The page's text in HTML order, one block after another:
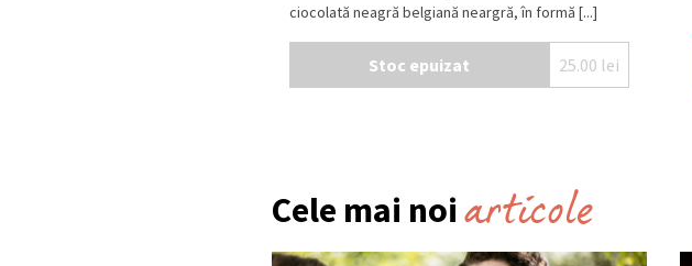
ciocolată neagră belgiană neargră, în formă [...]
Stoc epuizat 25.00 lei
Cele mai noi articole